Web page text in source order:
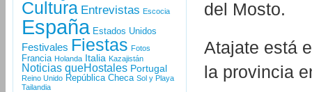
del Mosto.
Atajate está
la provincia
Cultura Entrevistas Escocia
España Estados Unidos
Festivales Fiestas Fotos
Francia Holanda Italia Kazajistán
Noticias queHostales Portugal
Reino Unido República Checa Sol y Playa
Tailandia